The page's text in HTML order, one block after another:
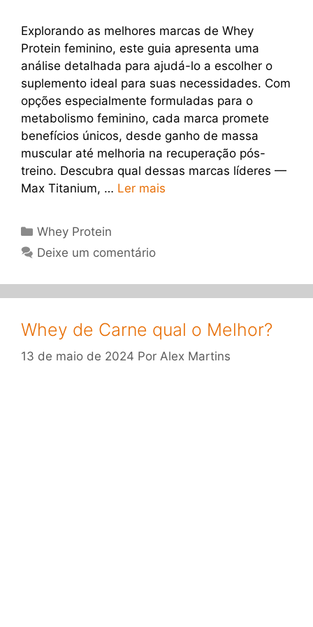
Explorando as melhores marcas de Whey
Protein feminino, este guia apresenta uma
análise detalhada para ajudá-lo a escolher o
suplemento ideal para suas necessidades. Com
opções especialmente formuladas para o
metabolismo feminino, cada marca promete
benefícios únicos, desde ganho de massa
muscular até melhoria na recuperação pós-
treino. Descubra qual dessas marcas líderes —
Max Titanium, … Ler mais
Categorias
Whey Protein
Deixe um comentário
Whey de Carne qual o Melhor?
13 de maio de 2024 Por Alex Martins